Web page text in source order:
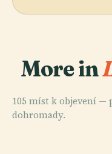
More in
105 míst k objevení —
dohromady.